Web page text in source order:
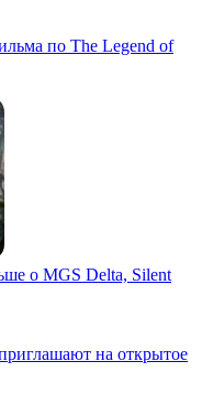
по The Legend of
о MGS Delta, Silent
на открытое